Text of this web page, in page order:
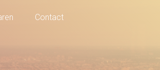
Contact